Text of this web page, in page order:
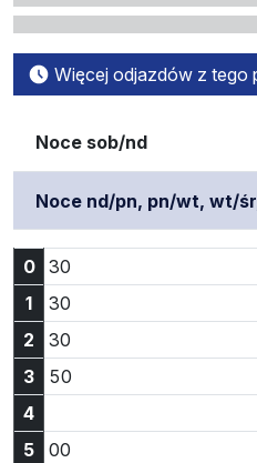
Więcej odjazdów z tego
Noce sob/nd
Noce nd/pn, pn/wt, wt/
0 30
1
30
2
30
3
50
4
5
00